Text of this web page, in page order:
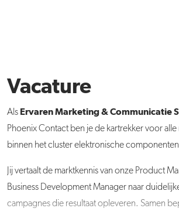
Vacature
Als ErvarenMarketing & Communicatie
Phoenix Contact ben je de kartrekker voor
binnen het cluster elektronische
Jij vertaalt de marktkennis van onze Product
Business Development Manager naar
campagnes die resultaat opleveren. Samen